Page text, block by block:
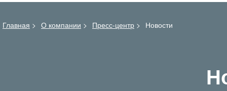
Главная > О компании > Пресс-центр > Новости